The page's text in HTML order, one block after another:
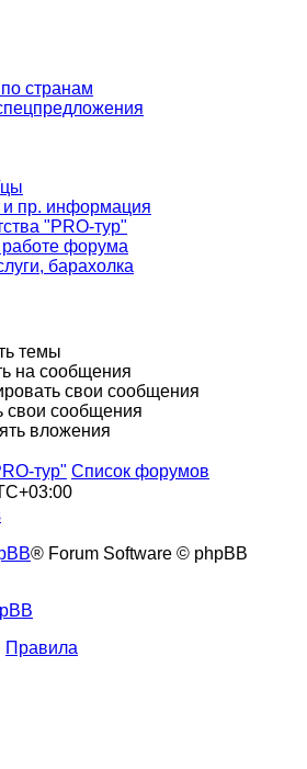
странам
цы
и пр. информация
"PRO-тур"
форума
барахолка
темы
на сообщения
свои сообщения
свои сообщения
вложения
тур" Список форумов
® Forum Software © phpBB
Правила